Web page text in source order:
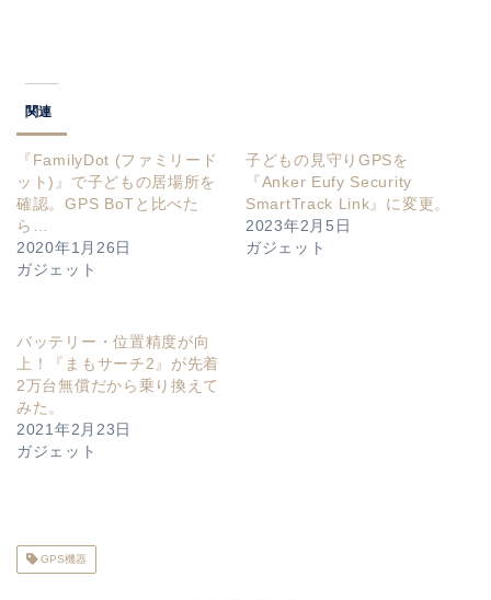
関連
『FamilyDot (ファミリード
ット)』で子どもの居場所を
確認。GPS BoTと比べた
ら…
2020年1月26日
ガジェット
子どもの見守りGPSを
『Anker Eufy Security
SmartTrack Link』に変更。
2023年2月5日
ガジェット
バッテリー・位置精度が向
上！『まもサーチ2』が先着
2万台無償だから乗り換えて
みた。
2021年2月23日
ガジェット
GPS機器